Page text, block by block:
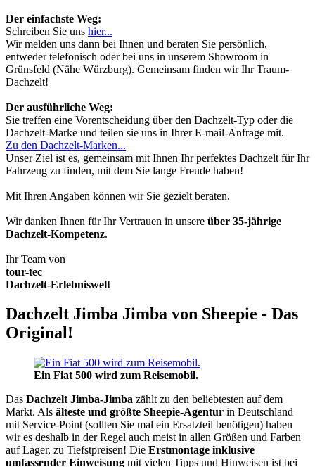
Der einfachste Weg:
Schreiben Sie uns hier...
Wir melden uns dann bei Ihnen und beraten Sie persönlich,
entweder telefonisch oder bei uns in unserem Showroom in
Grünsfeld (Nähe Würzburg). Gemeinsam finden wir Ihr Traum-
Dachzelt!
Der ausführliche Weg:
Sie treffen eine Vorentscheidung über den Dachzelt-Typ oder die
Dachzelt-Marke und teilen sie uns in Ihrer E-mail-Anfrage mit.
Zu den Dachzelt-Marken...
Unser Ziel ist es, gemeinsam mit Ihnen Ihr perfektes Dachzelt für Ihr
Fahrzeug zu finden, mit dem Sie lange Freude haben!
Mit Ihren Angaben können wir Sie gezielt beraten.
Wir danken Ihnen für Ihr Vertrauen in unsere über 35-jährige
Dachzelt-Kompetenz.
Ihr Team von
tour-tec
Dachzelt-Erlebniswelt
Dachzelt Jimba Jimba von Sheepie - Das
Original!
Ein Fiat 500 wird zum Reisemobil.
Das Dachzelt Jimba-Jimba zählt zu den beliebtesten auf dem
Markt. Als älteste und größte Sheepie-Agentur in Deutschland
mit Service-Point (sollten Sie mal ein Ersatzteil benötigen) haben
wir es deshalb in der Regel auch meist in allen Größen und Farben
auf Lager, zu Tiefstpreisen! Die Erstmontage inklusive
umfassender Einweisung mit vielen Tipps und Hinweisen ist bei